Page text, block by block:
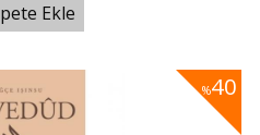
Ekle
%40